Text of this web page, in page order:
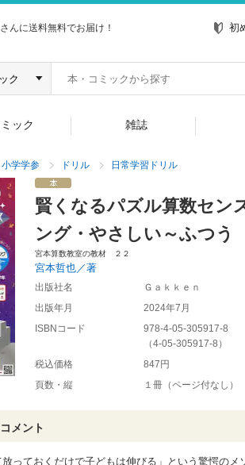
んに送料無料でお届け！ 初
ック 雑誌
小学学参 ドリル 日常学習ドリル
賢くなるパズル算数セン
ング・やさしい～ふつう
宮本算数教室の教材 ２２
宮本哲也／著
出版社名
Ｇａｋｋｅｎ
出版年月
2024年7月
ISBNコード
978-4-05-305917-8
（4-05-305917-8 ）
税込価格
847円
頁数・縦
１冊（ページ付なし
メント
放っておくだけで子どもは伸びる」という驚愕の